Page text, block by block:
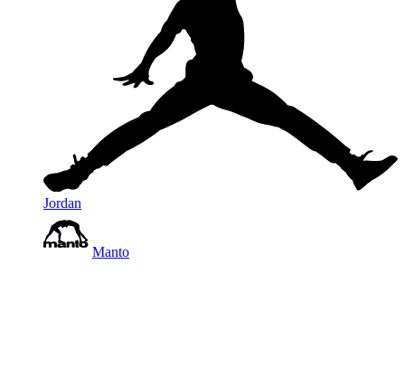
Jordan
Manto